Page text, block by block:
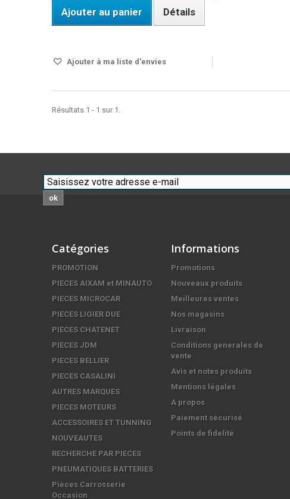
Ajouter au panier Détails
Ajouter à ma liste d'envies
Résultats 1 - 1 sur 1.
ok
Catégories
PROMOTION
PIECES AIXAM et MINAUTO
PIECES MICROCAR
PIECES LIGIER DUE
PIECES CHATENET
PIECES JDM
PIECES BELLIER
PIECES CASALINI
AUTRES MARQUES
PIECES MOTEURS
ACCESSOIRES ET TUNNING
NOUVEAUTES
RECHERCHE PAR PIECES
PNEUMATIQUES BATTERIES
Pièces Carrosserie
Occasion
Informations
Promotions
Nouveaux produits
Meilleures ventes
Nos magasins
Livraison
Conditions generales de
vente
Avis et notes produits
Mentions légales
A propos
Paiement sécurisé
Points de fidelité